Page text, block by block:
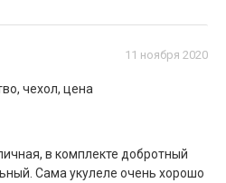
11 ноября 2020
чехол, цена
в комплекте добротный
Сама укулеле очень хорошо